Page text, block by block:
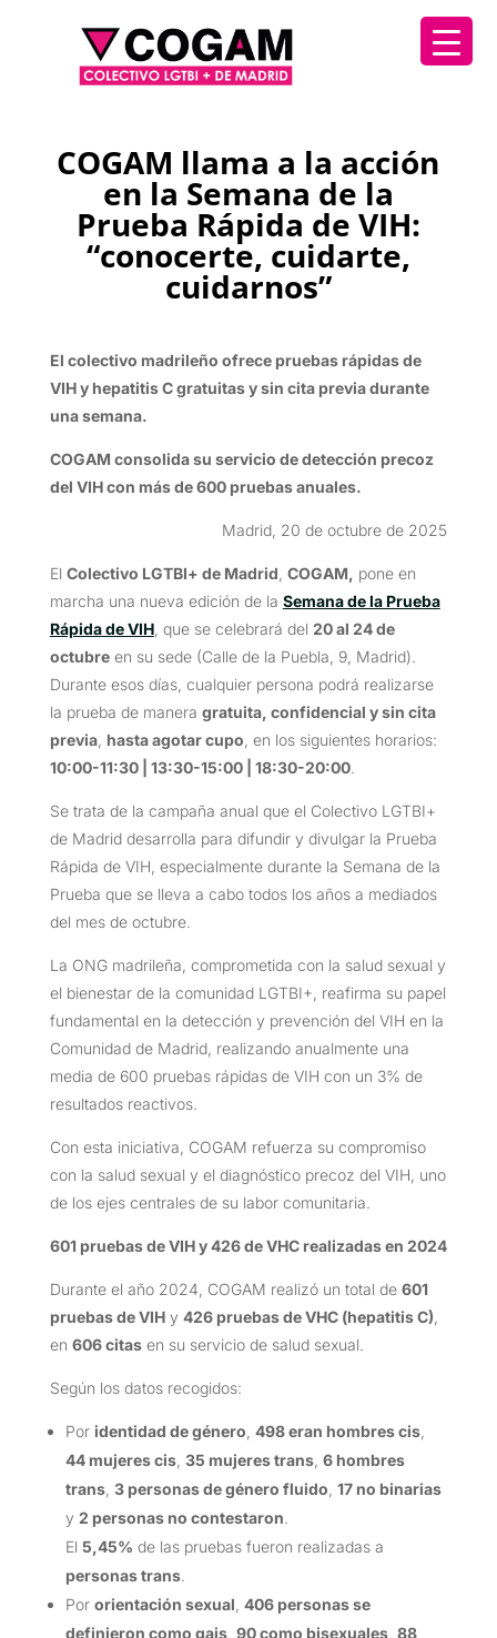
COGAM llama a la acción
en la Semana de la
Prueba Rápida de VIH:
“conocerte, cuidarte,
cuidarnos”
El colectivo madrileño ofrece pruebas rápidas de
VIH y hepatitis C gratuitas y sin cita previa durante
una semana.
COGAM consolida su servicio de detección precoz
del VIH con más de 600 pruebas anuales.
Madrid, 20 de octubre de 2025
El Colectivo LGTBI+ de Madrid COGAM, pone en
marcha una nueva edición de la Semana de la Prueba
Rápida de VIH, que se celebrará del 20 al 24 de
octubreen su sede (Calle de la Puebla, 9, Madrid).
Durante esos días, cualquier persona podrá realizarse
la prueba de manera gratuita, confidencial y sin cita
previa, hasta agotar cupo , en los siguientes horarios:
10:00-11:30 | 13:30-15:00 | 18:30-20:00.
Se trata de la campaña anual que el Colectivo LGTBI+
de Madrid desarrolla para difundir y divulgar la Prueba
Rápida de VIH, especialmente durante la Semana de la
Prueba que se lleva a cabo todos los años a mediados
del mes de octubre.
La ONG madrileña, comprometida con la salud sexual y
el bienestar de la comunidad LGTBI+, reafirma su papel
fundamental en la detección y prevención del VIH en la
Comunidad de Madrid, realizando anualmente una
media de 600 pruebas rápidas de VIH con un 3% de
resultados reactivos.
Con esta iniciativa, COGAM refuerza su compromiso
con la salud sexual y el diagnóstico precoz del VIH, uno
de los ejes centrales de su labor comunitaria.
601 pruebas de VIH y 426 de VHC realizadas en 2024
Durante el año 2024, COGAM realizó un total de 601
pruebas de VIHy 426 pruebas de VHC (hepatitis C)
en 606 citasen su servicio de salud sexual.
Según los datos recogidos:
Por identidad de género 498 eran hombres cis,
44 mujeres cis, 35 mujeres trans, 6 hombres
trans, 3 personas de género fluido 17 no binarias
y 2 personas no contestaron.
El 5,45% de las pruebas fueron realizadas a
personas trans.
Por orientación sexual 406 personas se
definieron como gais, 90 como bisexuales, 88